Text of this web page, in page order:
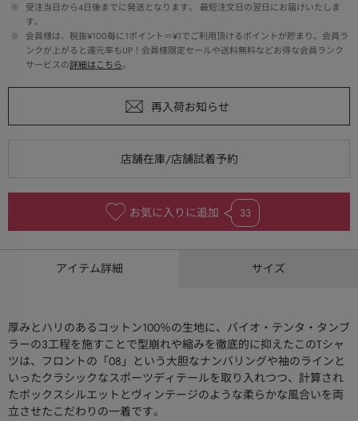
※
受注当日から4日後までに発送となります。 最短注文日の翌日にお届けいたしま
す。
※
会員様は、税抜¥100毎に1ポイント＝¥1でご利用頂けるポイントが貯まり、会員ラ
ンクが上がると還元率もUP！会員様限定セールや送料無料などお得な会員ランク
サービスの詳細はこちら。
お気に入りに追加 33
アイテム詳細 サイズ
厚みとハリのあるコットン100％の生地に、バイオ・テンタ・タンブ
ラーの3工程を施すことで型崩れや縮みを徹底的に抑えたこのTシャ
ツは、フロントの「08」という大胆なナンバリングや袖のラインと
いったクラシックなスポーツディテールを取り入れつつ、計算され
たボックスシルエットとヴィンテージのような柔らかな風合いを両
立させたこだわりの一着です。